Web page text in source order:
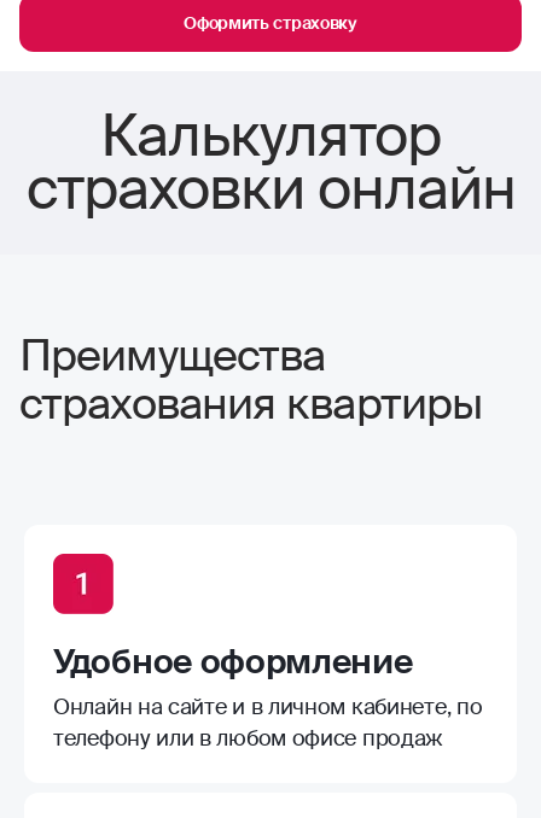
Оформить страховку
Калькулятор
страховки онлайн
Преимущества
страхования квартиры
Удобное оформление
Онлайн на сайте и в личном кабинете, по
телефону или в любом офисе продаж